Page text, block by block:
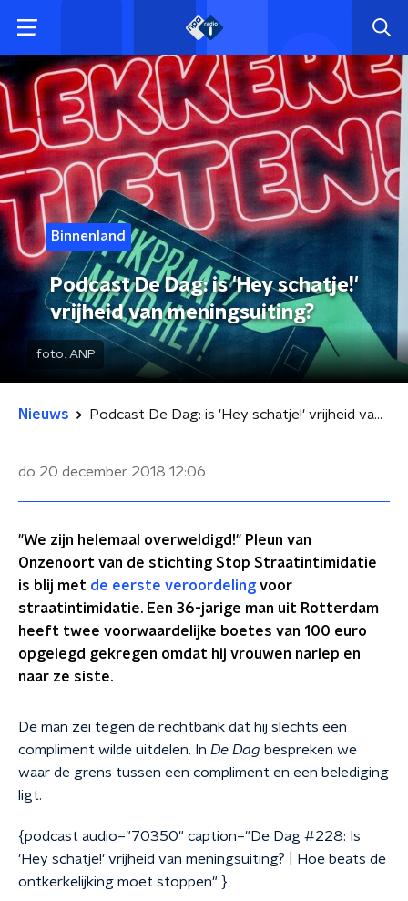
Binnenland
Podcast De Dag: is 'Hey schatje!'
vrijheid van meningsuiting?
foto: ANP
Nieuws Podcast De Dag: is 'Hey schatje!' vrijheid van meningsuiting?
do 20 december 2018 12:06
"We zijn helemaal overweldigd!" Pleun van
Onzenoort van de stichting Stop Straatintimidatie
is blij met de eerste veroordelingvoor
straatintimidatie. Een 36-jarige man uit Rotterdam
heeft twee voorwaardelijke boetes van 100 euro
opgelegd gekregen omdat hij vrouwen nariep en
naar ze siste.
De man zei tegen de rechtbank dat hij slechts een
compliment wilde uitdelen. In De Dag bespreken we
waar de grens tussen een compliment en een belediging
ligt.
{podcast audio="70350" caption="De Dag #228: Is
'Hey schatje!' vrijheid van meningsuiting? | Hoe beats de
ontkerkelijking moet stoppen" }